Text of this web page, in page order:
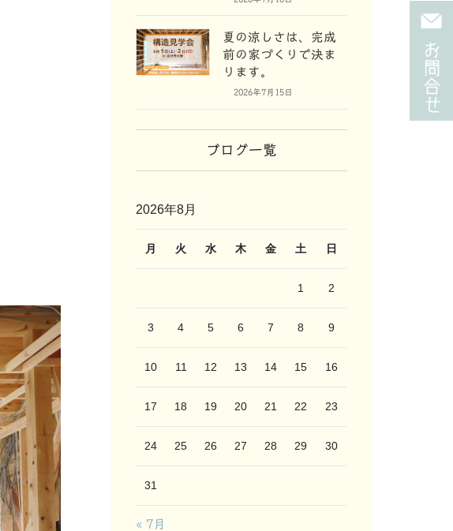
夏の涼しさは、完成
前の家づくりで決ま
ります。
2026年7月15日
ブログ一覧
2026年8月
月 火 水 木 金 土 日
1 2
3 4 5 6 7 8 9
10 11 12 13 14 15 16
17 18 19 20 21 22 23
24 25 26 27 28 29 30
31
« 7月